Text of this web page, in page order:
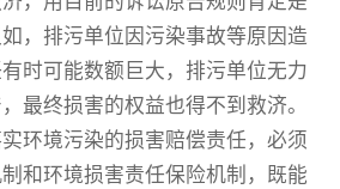
，排污单位因污染事故等原因造
时可能数额巨大，排污单位无力
最终损害的权益也得不到救济。
环境污染的损害赔偿责任，必须
和环境损害责任保险机制，既能